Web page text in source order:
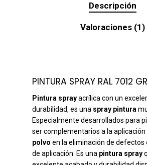
Descripción
Valoraciones (1)
PINTURA SPRAY RAL 7012
Pintura sprayacrílica con un
durabilidad, es una spray pintura
Especialmente desarrollados para
ser complementarios a la aplicación
polvo en la eliminación de defectos
de aplicación. Es una pintura spray